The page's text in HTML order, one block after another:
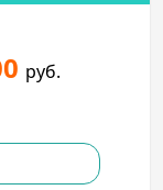
руб.